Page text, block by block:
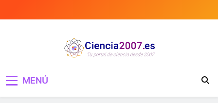
al
de Ciencia, noticias,
curiosidades, medicina, investigación y mucho
MENÚ